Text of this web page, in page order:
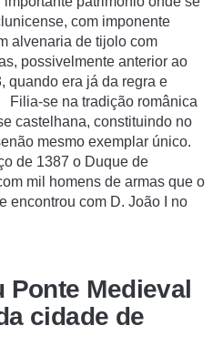
com imponente
alvenaria de tijolo com
possivelmente anterior ao
quando era já da regra e
se na tradição românica
castelhana, constituindo no
mesmo exemplar único.
de 1387 o Duque de
mil homens de armas que o
encontrou com D. João I no
Ponte Medieval
cidade de